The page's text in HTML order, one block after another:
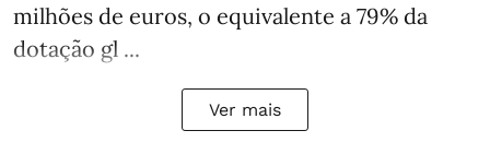
milhões de euros, o equivalente a 79% da
dotação gl ...
Ver mais